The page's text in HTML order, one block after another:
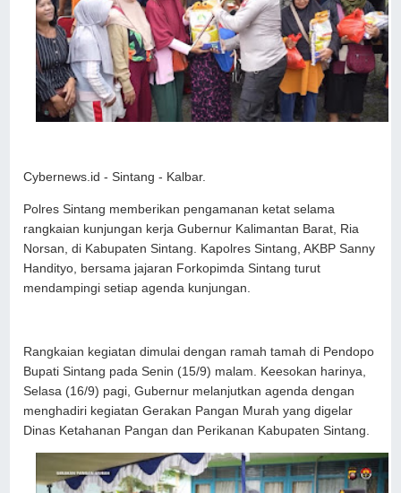
Cybernews.id - Sintang - Kalbar.
Polres Sintang memberikan pengamanan ketat selama
rangkaian kunjungan kerja Gubernur Kalimantan Barat, Ria
Norsan, di Kabupaten Sintang. Kapolres Sintang, AKBP Sanny
Handityo, bersama jajaran Forkopimda Sintang turut
mendampingi setiap agenda kunjungan.
Rangkaian kegiatan dimulai dengan ramah tamah di Pendopo
Bupati Sintang pada Senin (15/9) malam. Keesokan harinya,
Selasa (16/9) pagi, Gubernur melanjutkan agenda dengan
menghadiri kegiatan Gerakan Pangan Murah yang digelar
Dinas Ketahanan Pangan dan Perikanan Kabupaten Sintang.